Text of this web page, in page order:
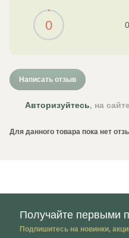
0
Написать отзыв
Авторизуйтесь, на
Для данного товара пока нет
Получайте первыми
Подпишитесь на новинки,